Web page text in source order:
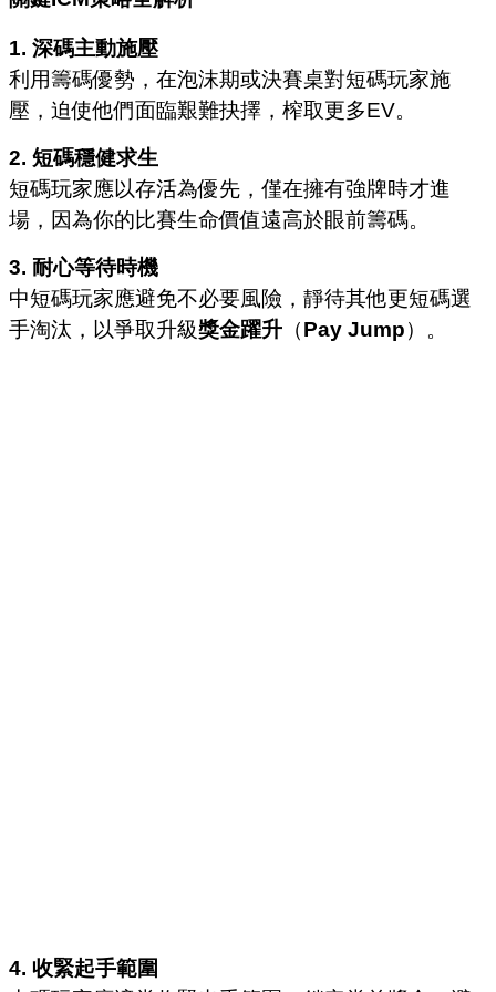
1. 深碼主動施壓
利用籌碼優勢，在泡沫期或決賽桌對短碼玩家施
壓，迫使他們面臨艱難抉擇，榨取更多EV。
2. 短碼穩健求生
短碼玩家應以存活為優先，僅在擁有強牌時才進
場，因為你的比賽生命價值遠高於眼前籌碼。
3. 耐心等待時機
中短碼玩家應避免不必要風險，靜待其他更短碼選
手淘汰，以爭取升級獎金躍升 （Pay Jump）。
4. 收緊起手範圍